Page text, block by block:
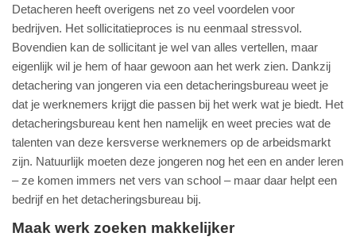
Detacheren heeft overigens net zo veel voordelen voor
bedrijven. Het sollicitatieproces is nu eenmaal stressvol.
Bovendien kan de sollicitant je wel van alles vertellen, maar
eigenlijk wil je hem of haar gewoon aan het werk zien. Dankzij
detachering van jongeren via een detacheringsbureau weet je
dat je werknemers krijgt die passen bij het werk wat je biedt. Het
detacheringsbureau kent hen namelijk en weet precies wat de
talenten van deze kersverse werknemers op de arbeidsmarkt
zijn. Natuurlijk moeten deze jongeren nog het een en ander leren
– ze komen immers net vers van school – maar daar helpt een
bedrijf en het detacheringsbureau bij.
Maak werk zoeken makkelijker